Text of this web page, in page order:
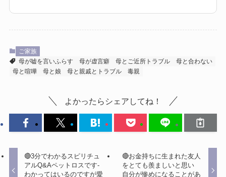
ご家族
母が嘘を言いふらす
母が虚言癖 母とご近所トラブル
母と合わない
母と喧嘩
母と娘 母と親戚とトラブル 毒親
よかったらシェアしてね！
🔴3分でわかるスピリチュ
アルQ&Aペットロスです-
わかってはいるのですが愛
🔴お金持ちに生まれた友人
をとても羨ましいと思い
自分が惨めになることがあ